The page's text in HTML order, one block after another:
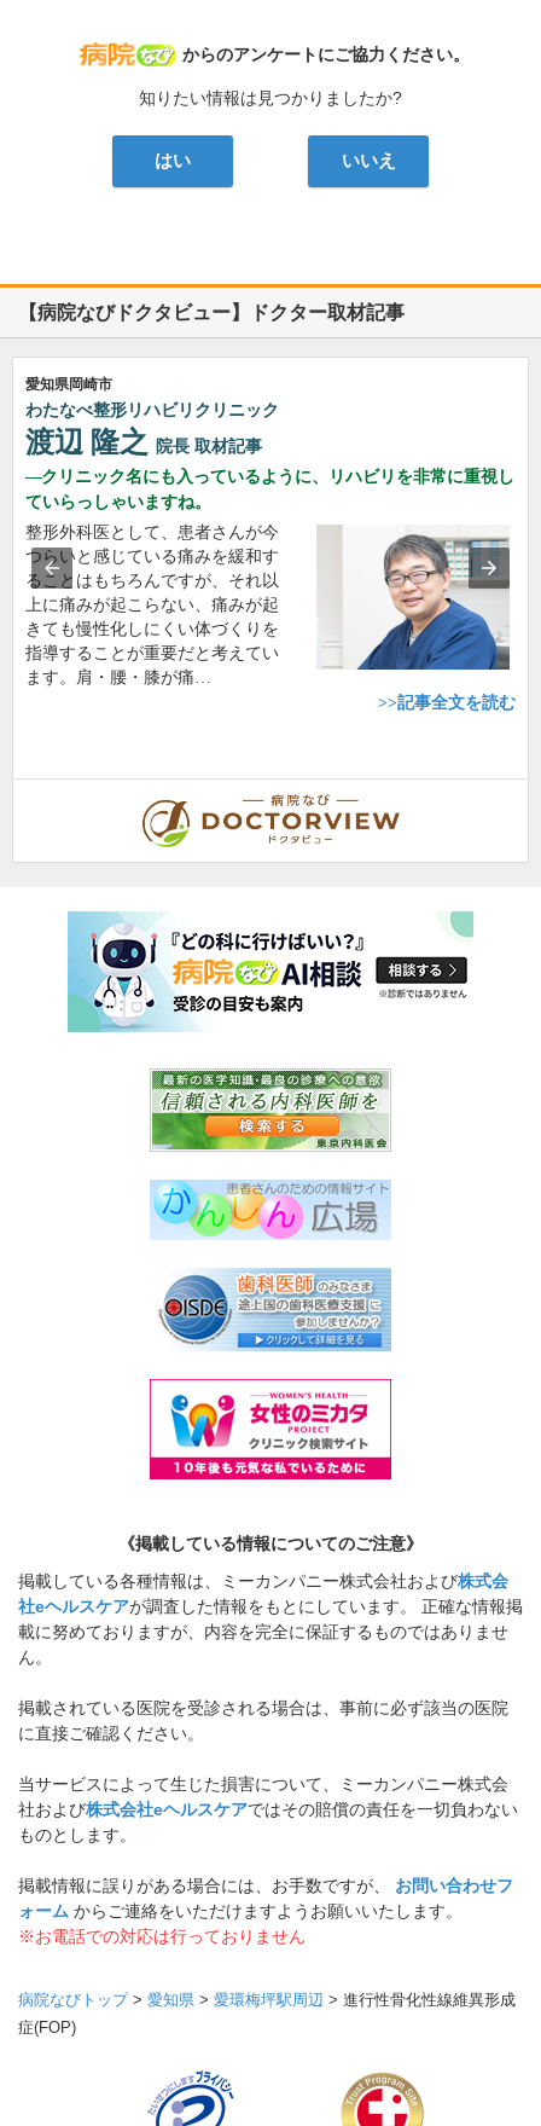
病院なび
からのアンケートにご協力ください。
知りたい情報は見つかりましたか?
はい いいえ
【病院なびドクタビュー】ドクター取材記事
愛知県岡崎市
わたなべ整形リハビリクリニック
渡辺 隆之 院長 取材記事
クリニック名にも入っているように、リハビリを非常に重視し
ていらっしゃいますね。
整形外科医として、患者さんが今
つらいと感じている痛みを緩和す
ることはもちろんですが、それ以
上に痛みが起こらない、痛みが起
きても慢性化しにくい体づくりを
指導することが重要だと考えてい
ます。肩・腰・膝が痛…
>>記事全文を読む
《掲載している情報についてのご注意》
掲載している各種情報は、ミーカンパニー株式会社および株式会
社eヘルスケアが調査した情報をもとにしています。 正確な情報掲
載に努めておりますが、内容を完全に保証するものではありませ
ん。
掲載されている医院を受診される場合は、事前に必ず該当の医院
に直接ご確認ください。
当サービスによって生じた損害について、ミーカンパニー株式会
社および株式会社eヘルスケアではその賠償の責任を一切負わない
ものとします。
掲載情報に誤りがある場合には、お手数ですが、 お問い合わせフ
ォーム からご連絡をいただけますようお願いいたします。
※お電話での対応は行っておりません
病院なびトップ> 愛知県 > 愛環梅坪駅周辺 > 進行性骨化性線維異形成
症(FOP)